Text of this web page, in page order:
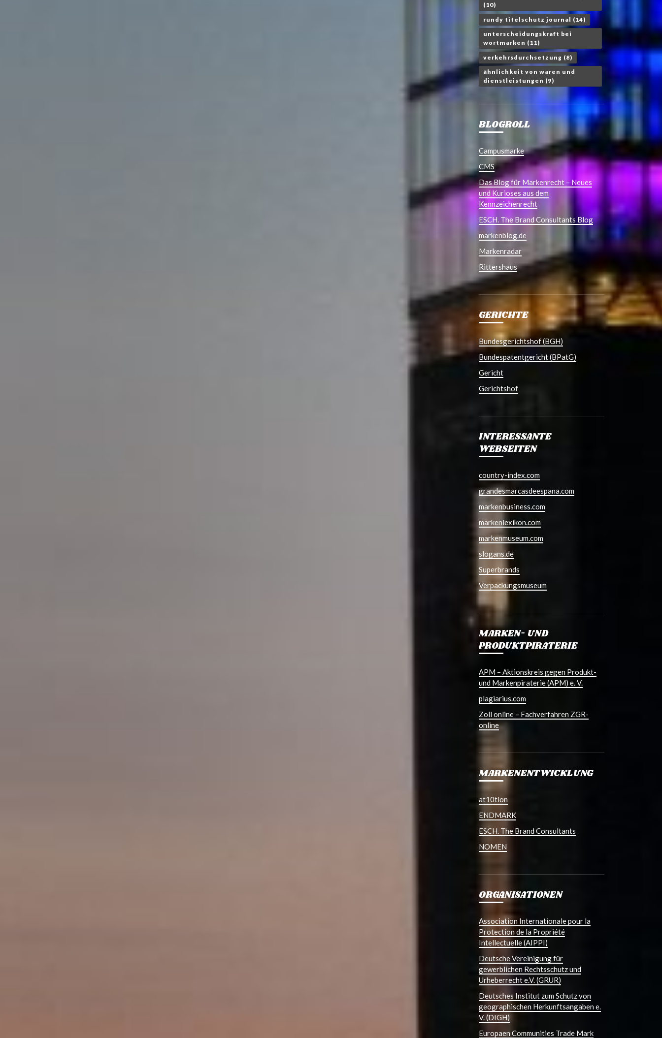
(10)
rundy titelschutz journal (14)
unterscheidungskraft bei
wortmarken (11)
verkehrsdurchsetzung (8)
ähnlichkeit von waren und
dienstleistungen (9)
BLOGROLL
Campusmarke
CMS
Das Blog für Markenrecht – Neues
und Kurioses aus dem
Kennzeichenrecht
ESCH. The Brand Consultants Blog
markenblog.de
Markenradar
Rittershaus
GERICHTE
Bundesgerichtshof (BGH)
Bundespatentgericht (BPatG)
Gericht
Gerichtshof
INTERESSANTE
WEBSEITEN
country-index.com
grandesmarcasdeespana.com
markenbusiness.com
markenlexikon.com
markenmuseum.com
slogans.de
Superbrands
Verpackungsmuseum
MARKEN- UND
PRODUKTPIRATERIE
APM – Aktionskreis gegen Produkt-
und Markenpiraterie (APM) e. V.
plagiarius.com
Zoll online – Fachverfahren ZGR-
online
MARKENENTWICKLUNG
at10tion
ENDMARK
ESCH. The Brand Consultants
NOMEN
ORGANISATIONEN
Association Internationale pour la
Protection de la Propriété
Intellectuelle (AIPPI)
Deutsche Vereinigung für
gewerblichen Rechtsschutz und
Urheberrecht e.V. (GRUR)
Deutsches Institut zum Schutz von
geographischen Herkunftsangaben e.
V. (DIGH)
Europaen Communities Trade Mark